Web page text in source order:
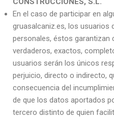
En el caso de participar en
gruasalcaniz.es, los usuarios
personales, éstos
verdaderos, exactos,
usuarios serán los únicos
perjuicio, directo o indirecto,
consecuencia del
de que los datos aportados
tercero distinto de quien